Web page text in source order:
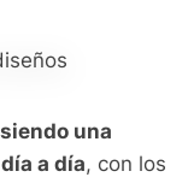
una
a día, con los